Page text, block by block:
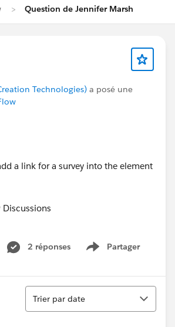
Question de Jennifer Marsh
Technologies) a posé une
a link for a survey into the element
2 réponses Partager
Show menu
Tri
Trier par date